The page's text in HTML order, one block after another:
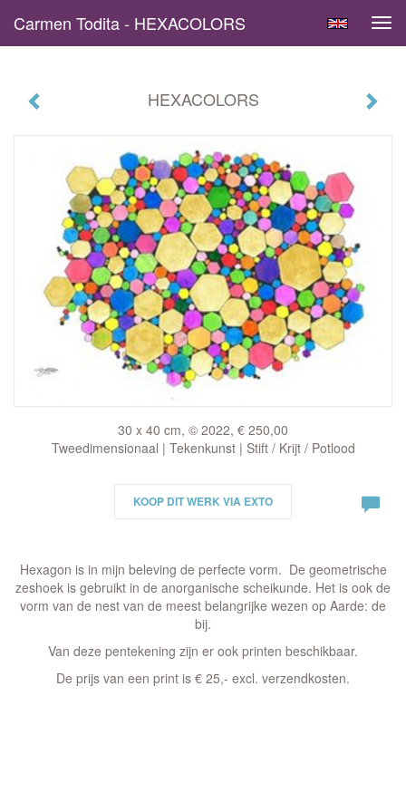
Carmen Todita - HEXACOLORS
HEXACOLORS
30 x 40 cm, © 2022, € 250,00
Tweedimensionaal | Tekenkunst | Stift / Krijt / Potlood
KOOP DIT WERK VIA EXTO
Hexagon is in mijn beleving de perfecte vorm. De geometrische
zeshoek is gebruikt in de anorganische scheikunde. Het is ook de
vorm van de nest van de meest belangrijke wezen op Aarde: de
bij.
Van deze pentekening zijn er ook printen beschikbaar.
De prijs van een print is € 25,- excl. verzendkosten.